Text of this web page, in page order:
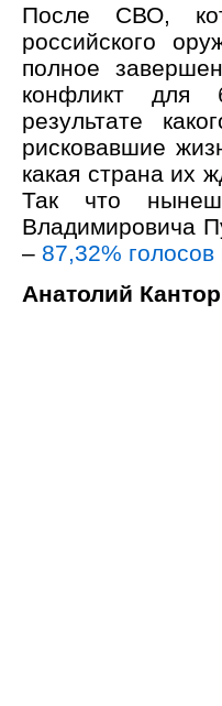
После СВО,
российского
полное
конфликт для
результате
рисковавшие
какая страна их
Так что
Владимировича
– 87,32% голосов
Анатолий Кантор